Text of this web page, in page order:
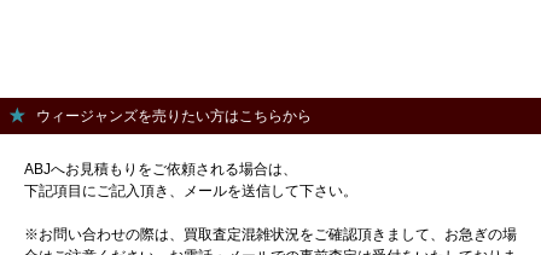
ウィージャンズを売りたい方はこちらから
ABJへお見積もりをご依頼される場合は、
下記項目にご記入頂き、メールを送信して下さい。
※お問い合わせの際は、買取査定混雑状況をご確認頂きまして、お急ぎの場